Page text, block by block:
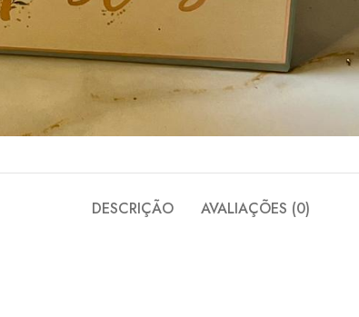
DESCRIÇÃO AVALIAÇÕES (0)